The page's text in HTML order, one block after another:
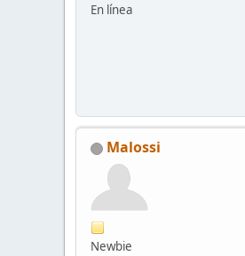
En línea
Malossi
Newbie